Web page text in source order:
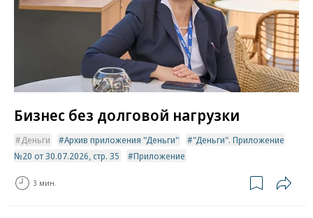
Бизнес без долговой нагрузки
Деньги Архив приложения "Деньги"
"Деньги". Приложение
№20 от 30.07.2026, стр. 35
Приложение
3 мин.